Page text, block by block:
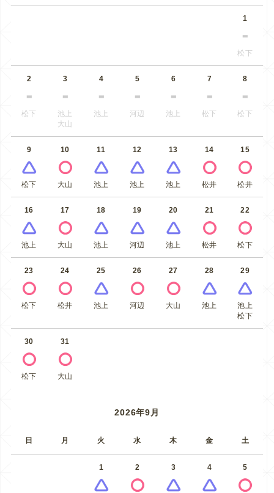
1
松下
2
松下
3
池上
大山
4
池上
5
河辺
6
池上
7
松下
8
松下
9
松下
10
大山
11
池上
12
池上
13
池上
14
松井
15
松井
16
池上
17
大山
18
池上
19
河辺
20
池上
21
松井
22
松下
23
松下
24
松井
25
池上
26
河辺
27
大山
28
池上
29
池上
松下
30
松下
31
大山
2026年9月
日 月 火 水 木 金 土
1 2 3 4 5